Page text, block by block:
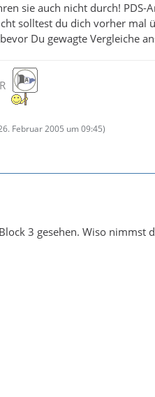
sie auch nicht durch! PDS-
solltest du dich vorher mal
Du gewagte Vergleiche
Februar 2005 um 09:45)
3 gesehen. Wiso nimmst